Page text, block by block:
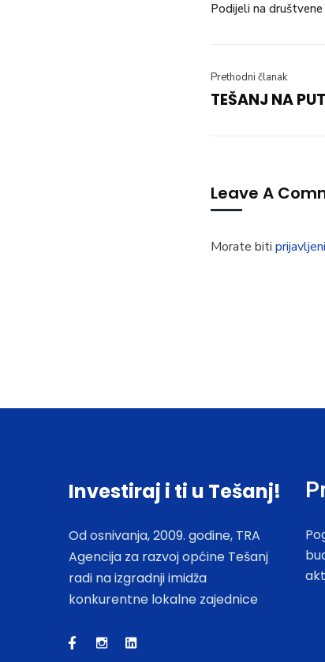
Podijeli na društvene
Prethodni članak
TEŠANJ NA
Leave A
Morate biti prijavljeni
Investiraj i ti u Tešanj!
Od osnivanja, 2009. godine, TRA
Agencija za razvoj općine Tešanj
radi na izgradnji imidža
konkurentne lokalne zajednice